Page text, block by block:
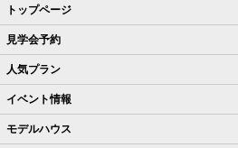
トップページ
見学会予約
人気プラン
イベント情報
モデルハウス